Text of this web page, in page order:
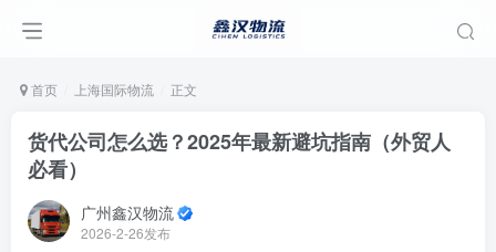
首页 上海国际物流 正文
货代公司怎么选？2025年最新避坑指南（外贸人
必看）
广州鑫汉物流
2026-2-26发布